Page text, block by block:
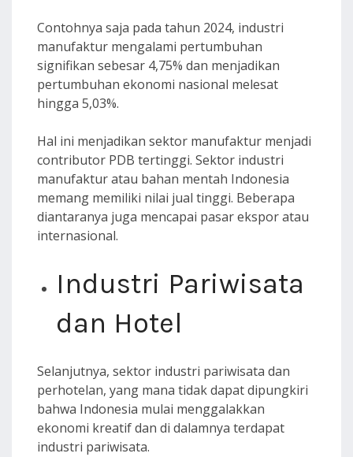
Contohnya saja pada tahun 2024, industri
manufaktur mengalami pertumbuhan
signifikan sebesar 4,75% dan menjadikan
pertumbuhan ekonomi nasional melesat
hingga 5,03%.
Hal ini menjadikan sektor manufaktur menjadi
contributor PDB tertinggi. Sektor industri
manufaktur atau bahan mentah Indonesia
memang memiliki nilai jual tinggi. Beberapa
diantaranya juga mencapai pasar ekspor atau
internasional.
Industri Pariwisata
dan Hotel
Selanjutnya, sektor industri pariwisata dan
perhotelan, yang mana tidak dapat dipungkiri
bahwa Indonesia mulai menggalakkan
ekonomi kreatif dan di dalamnya terdapat
industri pariwisata.